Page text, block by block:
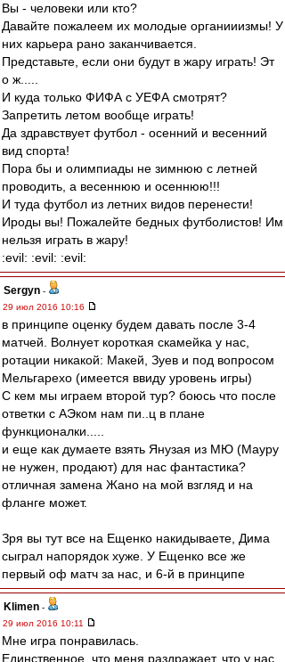
Вы - человеки или кто?
Давайте пожалеем их молодые органииизмы! У
них карьера рано заканчивается.
Представьте, если они будут в жару играть! Эт
о ж.....
И куда только ФИФА с УЕФА смотрят?
Запретить летом вообще играть!
Да здравствует футбол - осенний и весенний
вид спорта!
Пора бы и олимпиады не зимнюю с летней
проводить, а весеннюю и осеннюю!!!
И туда футбол из летних видов перенести!
Ироды вы! Пожалейте бедных футболистов! Им
нельзя играть в жару!
:evil: :evil: :evil:
Sergyn -
29 июл 2016 10:16
в принципе оценку будем давать после 3-4
матчей. Волнует короткая скамейка у нас,
ротации никакой: Макей, Зуев и под вопросом
Мельгарехо (имеется ввиду уровень игры)
С кем мы играем второй тур? боюсь что после
ответки с АЭком нам пи..ц в плане
функционалки.....
и еще как думаете взять Янузая из МЮ (Мауру
не нужен, продают) для нас фантастика?
отличная замена Жано на мой взгляд и на
фланге может.
Зря вы тут все на Ещенко накидываете, Дима
сыграл напорядок хуже. У Ещенко все же
первый оф матч за нас, и 6-й в принципе
Klimen -
29 июл 2016 10:11
Мне игра понравилась.
Единственное, что меня раздражает, что у нас